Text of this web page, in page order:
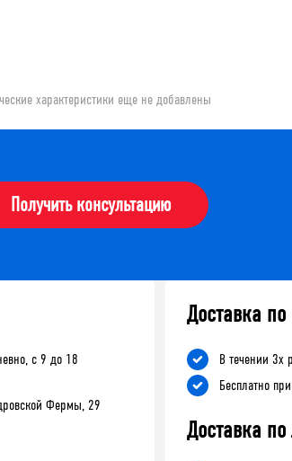
характеристики еще не добавлены
Получить консультацию
с 9 до 18
Фермы, 29
Доставка
В течении 3х
Бесплатно
Доставка